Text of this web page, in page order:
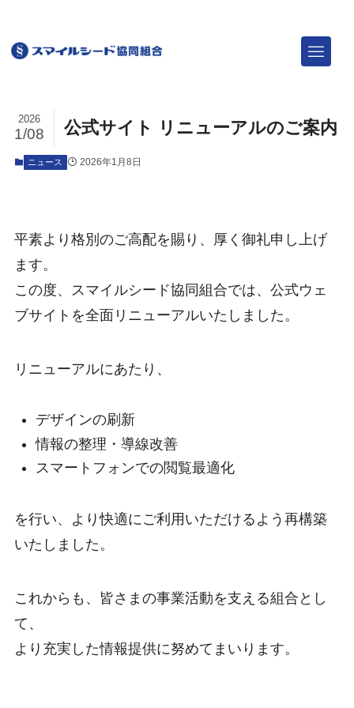
公式サイト リニューアルのご案内
2026
1/08
ニュース 2026年1月8日
平素より格別のご高配を賜り、厚く御礼申し上げ
ます。
この度、スマイルシード協同組合では、公式ウェ
ブサイトを全面リニューアルいたしました。
リニューアルにあたり、
デザインの刷新
情報の整理・導線改善
スマートフォンでの閲覧最適化
を行い、より快適にご利用いただけるよう再構築
いたしました。
これからも、皆さまの事業活動を支える組合とし
て、
より充実した情報提供に努めてまいります。